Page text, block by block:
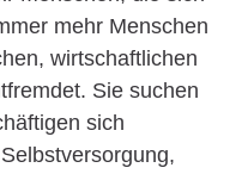
mehr Menschen
wirtschaftlichen
Sie suchen
sich